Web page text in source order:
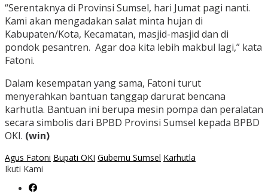
“Serentaknya di Provinsi Sumsel, hari Jumat pagi nanti.
Kami akan mengadakan salat minta hujan di
Kabupaten/Kota, Kecamatan, masjid-masjid dan di
pondok pesantren. Agar doa kita lebih makbul lagi,” kata
Fatoni.
Dalam kesempatan yang sama, Fatoni turut
menyerahkan bantuan tanggap darurat bencana
karhutla. Bantuan ini berupa mesin pompa dan peralatan
secara simbolis dari BPBD Provinsi Sumsel kepada BPBD
OKI. (win)
Agus Fatoni Bupati OKI Gubernu Sumsel Karhutla
Ikuti Kami